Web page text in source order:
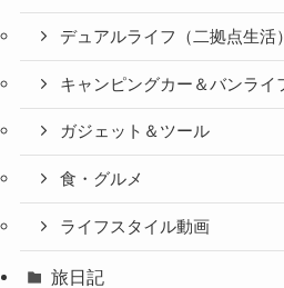
デュアルライフ（二拠点生活
キャンピングカー＆バンライ
ガジェット＆ツール
食・グルメ
ライフスタイル動画
旅日記